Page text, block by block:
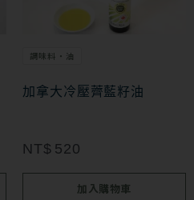
調味料・油
加拿大冷壓薺藍籽油
NT$ 520
加入購物車